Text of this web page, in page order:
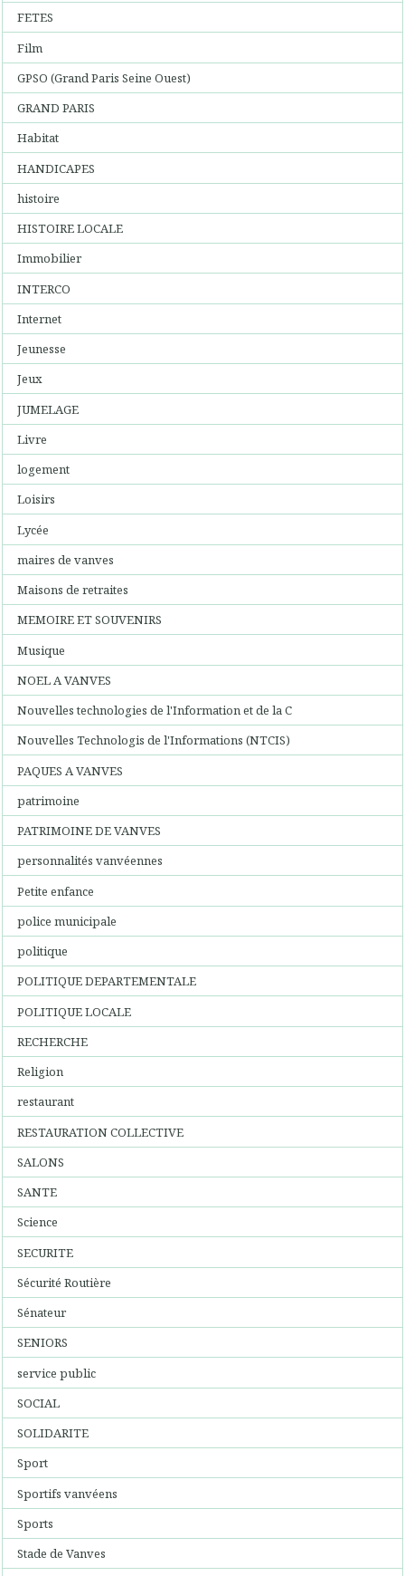
FETES
Film
GPSO (Grand Paris Seine Ouest)
GRAND PARIS
Habitat
HANDICAPES
histoire
HISTOIRE LOCALE
Immobilier
INTERCO
Internet
Jeunesse
Jeux
JUMELAGE
Livre
logement
Loisirs
Lycée
maires de vanves
Maisons de retraites
MEMOIRE ET SOUVENIRS
Musique
NOEL A VANVES
Nouvelles technologies de l'Information et de la C
Nouvelles Technologis de l'Informations (NTCIS)
PAQUES A VANVES
patrimoine
PATRIMOINE DE VANVES
personnalités vanvéennes
Petite enfance
police municipale
politique
POLITIQUE DEPARTEMENTALE
POLITIQUE LOCALE
RECHERCHE
Religion
restaurant
RESTAURATION COLLECTIVE
SALONS
SANTE
Science
SECURITE
Sécurité Routière
Sénateur
SENIORS
service public
SOCIAL
SOLIDARITE
Sport
Sportifs vanvéens
Sports
Stade de Vanves